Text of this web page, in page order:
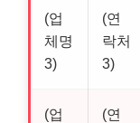
(업
체명
3)
(연
락처
3)
(업
(연